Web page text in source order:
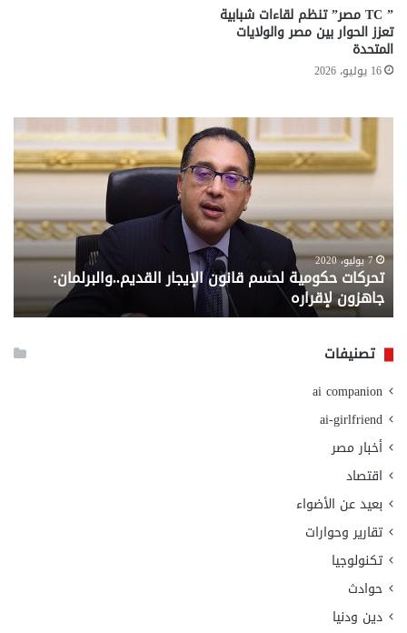
” TC مصر” تنظم لقاءات شبابية
تعزز الحوار بين مصر والولايات
المتحدة
16 يوليو، 2026
7 يوليو، 2020
تحركات حكومية لحسم قانون الإيجار القديم..والبرلمان:
جاهزون لإقراره
..
إليك
للصرف
من
تصنيفات
ai companion
ai-girlfriend
أخبار مصر
اقتصاد
بعيد عن الأضواء
تقارير وحوارات
تكنولوجيا
حوادث
دين ودنيا